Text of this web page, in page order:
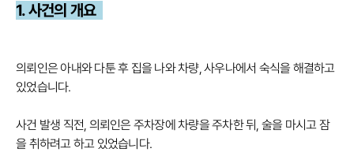
1. 사건의 개요
의뢰인은 아내와 다툰 후 집을 나와 차량, 사우나에서 숙식을 해결하고
있었습니다.
사건 발생 직전, 의뢰인은 주차장에 차량을 주차한 뒤, 술을 마시고 잠
을 취하려고 하고 있었습니다.